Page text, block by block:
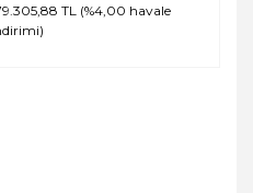
TL (%4,00 havale